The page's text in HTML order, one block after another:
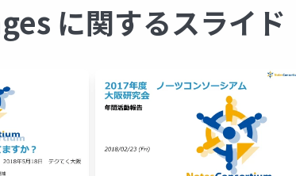
に関するスライド